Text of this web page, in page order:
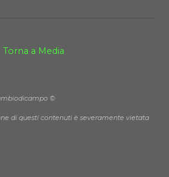
Torna a Media
©
di questi contenuti è severamente vietata